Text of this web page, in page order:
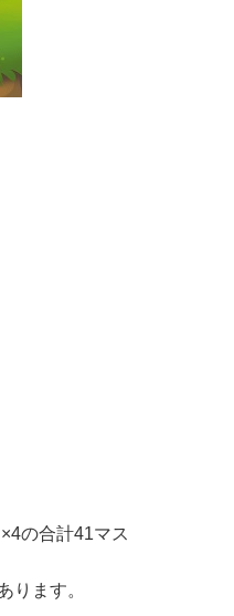
の合計41マス
ります。